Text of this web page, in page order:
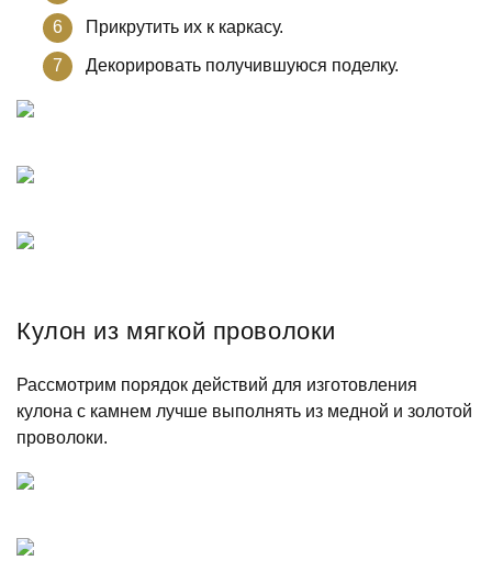
Прикрутить их к каркасу.
Декорировать получившуюся поделку.
Кулон из мягкой проволоки
Рассмотрим порядок действий для изготовления
кулона с камнем лучше выполнять из медной и золотой
проволоки.